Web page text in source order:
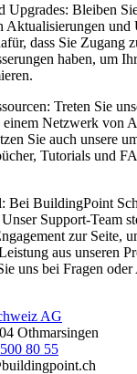
Upgrades: Bleiben
Aktualisierungen und
dass Sie Zugang
haben, um
Treten Sie
Netzwerk von
Sie auch unsere
Tutorials und
Bei BuildingPoint
Support-Team
zur Seite,
aus unseren
uns bei Fragen
AG
Othmarsingen
80 55